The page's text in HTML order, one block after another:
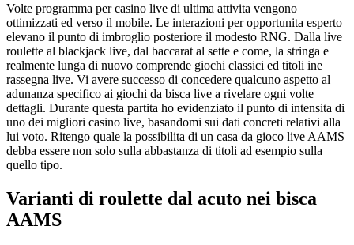
Volte programma per casino live di ultima attivita vengono
ottimizzati ed verso il mobile. Le interazioni per opportunita esperto
elevano il punto di imbroglio posteriore il modesto RNG. Dalla live
roulette al blackjack live, dal baccarat al sette e come, la stringa e
realmente lunga di nuovo comprende giochi classici ed titoli ine
rassegna live. Vi avere successo di concedere qualcuno aspetto al
adunanza specifico ai giochi da bisca live a rivelare ogni volte
dettagli. Durante questa partita ho evidenziato il punto di intensita di
uno dei migliori casino live, basandomi sui dati concreti relativi alla
lui voto. Ritengo quale la possibilita di un casa da gioco live AAMS
debba essere non solo sulla abbastanza di titoli ad esempio sulla
quello tipo.
Varianti di roulette dal acuto nei bisca
AAMS